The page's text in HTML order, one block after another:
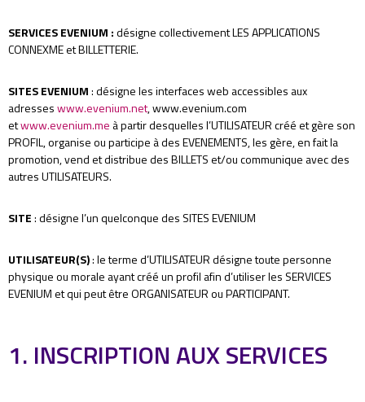
SERVICES EVENIUM :désigne collectivement LES APPLICATIONS
CONNEXME et BILLETTERIE.
SITES EVENIUM: désigne les interfaces web accessibles aux
adresseswww.evenium.net, www.evenium.com
etwww.evenium.me à partir desquelles l’UTILISATEUR créé et gère son
PROFIL, organise ou participe à des EVENEMENTS, les gère, en fait la
promotion, vend et distribue des BILLETS et/ou communique avec des
autres UTILISATEURS.
SITE: désigne l’un quelconque des SITES EVENIUM
UTILISATEUR(S): le terme d’UTILISATEUR désigne toute personne
physique ou morale ayant créé un profil afin d’utiliser les SERVICES
EVENIUM et qui peut être ORGANISATEUR ou PARTICIPANT.
1. INSCRIPTION AUX SERVICES